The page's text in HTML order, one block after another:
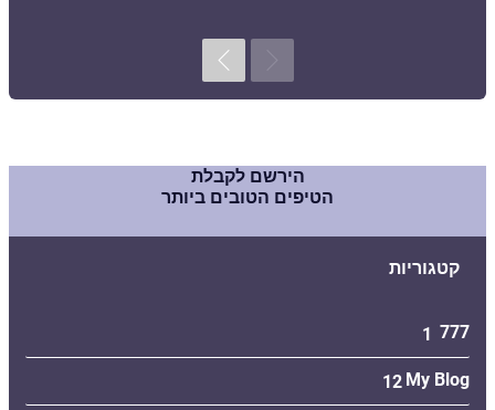
Previous
Next
הירשם לקבלת
הטיפים הטובים ביותר
קטגוריות
777
1
My Blog
12